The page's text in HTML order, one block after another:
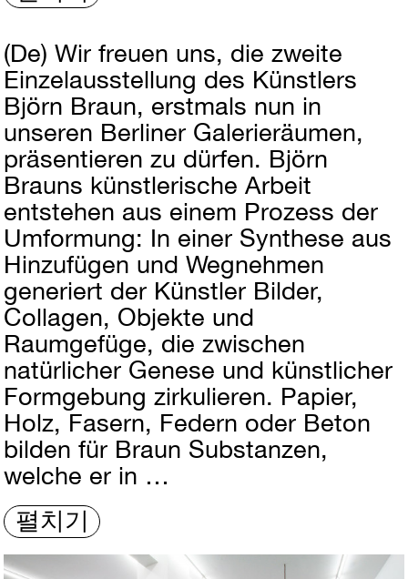
(De) Wir freuen uns, die zweite
Einzelausstellung des Künstlers
Björn Braun, erstmals nun in
unseren Berliner Galerieräumen,
präsentieren zu dürfen. Björn
Brauns künstlerische Arbeit
entstehen aus einem Prozess der
Umformung: In einer Synthese aus
Hinzufügen und Wegnehmen
generiert der Künstler Bilder,
Collagen, Objekte und
Raumgefüge, die zwischen
natürlicher Genese und künstlicher
Formgebung zirkulieren. Papier,
Holz, Fasern, Federn oder Beton
bilden für Braun Substanzen,
welche er in …
펼치기